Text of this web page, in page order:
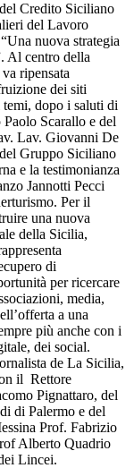
Credito Siciliano
del Lavoro
nuova strategia
Al centro della
ripensata
dei siti
dopo i saluti di
Scarallo e del
Lav. Giovanni De
Gruppo Siciliano
e la testimonianza
Jannotti Pecci
Per il
una nuova
della Sicilia,
di
per ricercare
media,
a una
più anche con i
dei social.
de La Sicilia,
il Rettore
Pignattaro, del
di Palermo e del
Prof. Fabrizio
Alberto Quadrio
Lincei.